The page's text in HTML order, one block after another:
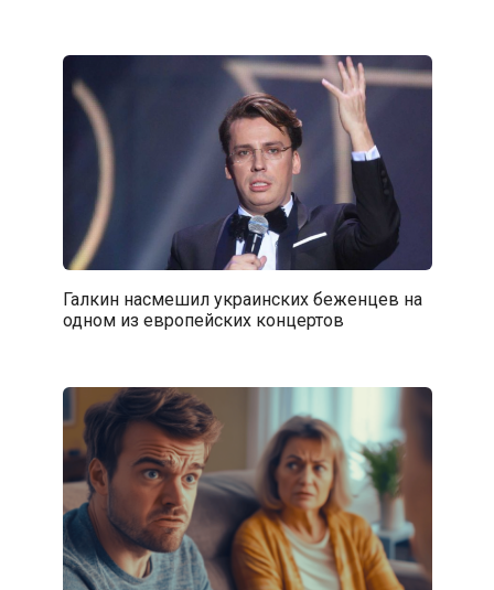
Галкин насмешил украинских беженцев на
одном из европейских концертов